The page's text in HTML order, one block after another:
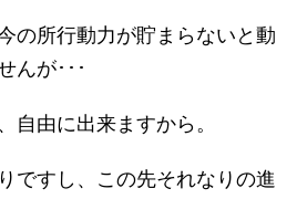
の所行動力が貯まらないと動
んが･･･
自由に出来ますから。
ですし、この先それなりの進